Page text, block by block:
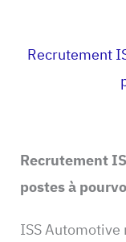
Recrutement
Recrutement
postes à
ISS